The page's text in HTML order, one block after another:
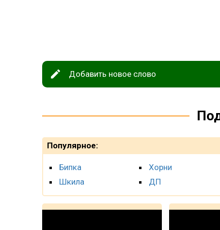
Добавить новое слово
Популярное:
Бипка
Шкила
Хорни
ДП